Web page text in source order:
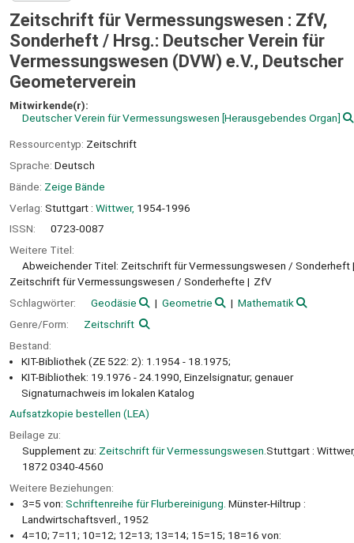
Zeitschrift für Vermessungswesen : ZfV,
Sonderheft / Hrsg.: Deutscher Verein für
Vermessungswesen (DVW) e.V., Deutscher
Geometerverein
Mitwirkende(r):
Deutscher Verein für Vermessungswesen [Herausgebendes Organ]
Ressourcentyp: Zeitschrift
Sprache: Deutsch
Bände: Zeige Bände
Verlag: Stuttgart : Wittwer, 1954-1996
ISSN:
0723-0087
Weitere Titel:
Abweichender Titel: Zeitschrift für Vermessungswesen / Sonderheft
Zeitschrift für Vermessungswesen / Sonderhefte
ZfV
Schlagwörter:
Geodäsie Geometrie
Mathematik
Genre/Form:
Zeitschrift
Bestand:
KIT-Bibliothek (ZE 522: 2): 1.1954 - 18.1975;
KIT-Bibliothek: 19.1976 - 24.1990, Einzelsignatur; genauer
Signaturnachweis im lokalen Katalog
Aufsatzkopie bestellen (LEA)
Beilage zu:
Supplement zu: Zeitschrift für Vermessungswesen. Stuttgart :
1872 0340-4560
Weitere Beziehungen:
3=5 von: Schriftenreihe für Flurbereinigung. Münster-Hiltrup :
Landwirtschaftsverl., 1952
4=10; 7=11; 10=12; 12=13; 13=14; 15=15; 18=16 von: